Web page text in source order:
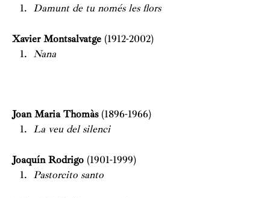
Damunt de tu només les flors
Xavier Montsalvatge (1912-2002)
Nana
Joan Maria Thomàs (1896-1966)
La veu del silenci
Joaquín Rodrigo (1901-1999)
Pastorcito santo